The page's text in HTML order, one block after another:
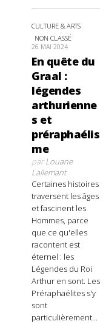
CULTURE & ARTS
NON CLASSÉ
26 MAI 2024
En quête du
Graal :
légendes
arthurienne
s et
préraphaélis
me
parLouane
Lallemant
Certaines histoires
traversent les âges
et fascinent les
Hommes, parce
que ce qu'elles
racontent est
éternel : les
Légendes du Roi
Arthur en sont. Les
Préraphaélites s'y
sont
particulièrement...